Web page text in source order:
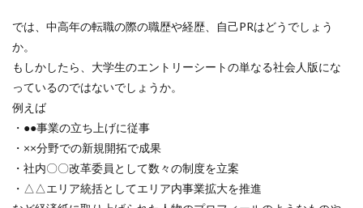
では、中高年の転職の際の職歴や経歴、自己PRはどうでしょう
か。
もしかしたら、大学生のエントリーシートの単なる社会人版にな
っているのではないでしょうか。
例えば
・●●事業の立ち上げに従事
・××分野での新規開拓で成果
・社内〇〇改革委員として数々の制度を立案
・△△エリア統括としてエリア内事業拡大を推進